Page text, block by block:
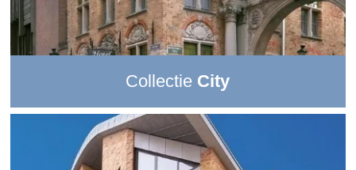
Collectie City
Boek een van dedrie hotelsvan deze collectie voor een
onvergetelijkecitytrip.Ontdek het beste wat de stad te
bieden heeft vanuit eenuitzonderlijke locatie
middenin een onweerstaanbare stedelijke omgeving, op